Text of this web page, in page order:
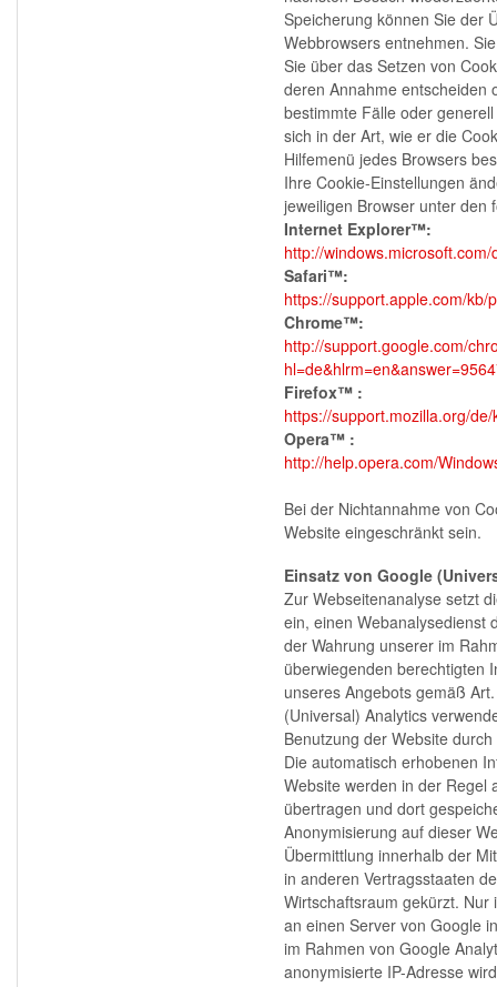
Speicherung können Sie der
Webbrowsers entnehmen.
Sie über das Setzen von
deren Annahme entscheiden
bestimmte Fälle oder
sich in der Art, wie er die
Hilfemenü jedes Browsers
Ihre Cookie-Einstellungen
jeweiligen Browser unter den
Internet Explorer™:
http://
Safari™:
https://support.apple.com/kb/
Chrome™:
http://support.google.com/
Firefox™ :
https://support.mozilla.org/
Opera™ :
http://help.opera.com/
Bei der Nichtannahme von
Website eingeschränkt sein.
Einsatz von Google
Zur Webseitenanalyse setzt
ein, einen Webanalysedienst
der Wahrung unserer im
überwiegenden berechtigten
unseres Angebots gemäß
(Universal) Analytics
Benutzung der Website
Die automatisch erhobenen
Website werden in der Regel
übertragen und dort
Anonymisierung auf dieser
Übermittlung innerhalb der
in anderen Vertragsstaaten
Wirtschaftsraum gekürzt. Nur
an einen Server von Google
im Rahmen von Google
anonymisierte IP-Adresse